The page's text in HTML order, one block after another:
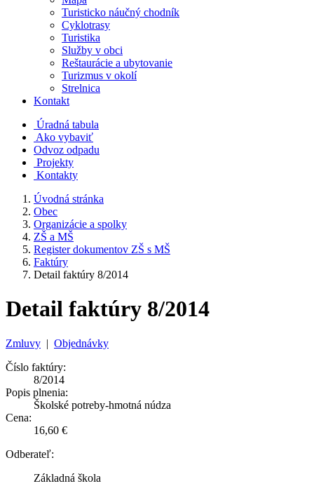
Turisticko náučný chodník
Cyklotrasy
Turistika
Služby v obci
Reštaurácie a ubytovanie
Turizmus v okolí
Strelnica
Kontakt
Úradná tabula
Ako vybaviť
Odvoz odpadu
Projekty
Kontakty
Úvodná stránka
Obec
Organizácie a spolky
ZŠ a MŠ
Register dokumentov ZŠ s MŠ
Faktúry
Detail faktúry 8/2014
Detail faktúry 8/2014
Zmluvy | Objednávky
Číslo faktúry:
8/2014
Popis plnenia:
Školské potreby-hmotná núdza
Cena:
16,60 €
Odberateľ:
Základná škola